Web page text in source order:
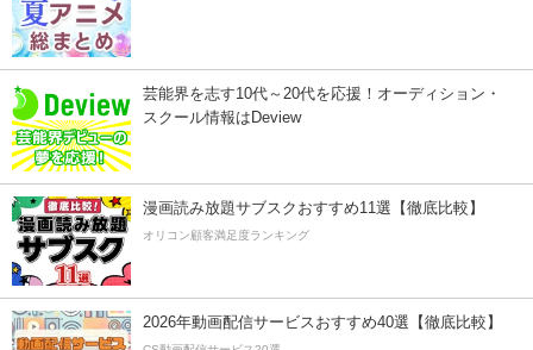
芸能界を志す10代～20代を応援！オーディション・
スクール情報はDeview
漫画読み放題サブスクおすすめ11選【徹底比較】
オリコン顧客満足度ランキング
2026年動画配信サービスおすすめ40選【徹底比較】